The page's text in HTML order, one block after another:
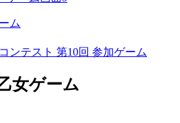
ム
ンテスト 第10回 参加ゲーム
女ゲーム